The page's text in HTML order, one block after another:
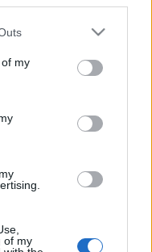
one or more Google
You may click to
its third-party tags to
in below Google
my
of my
és a kelta
beültetése,
együtt elég volt ahhoz,
nak Nellee Hooper
lett a producere, és a
A U2
hogy jöjjön el és
a vakációjára,